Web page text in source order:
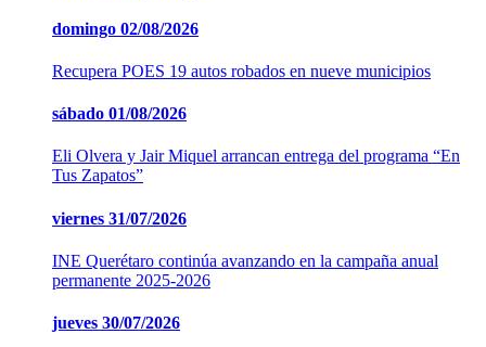
domingo 02/08/2026
Recupera POES 19 autos robados en nueve municipios
sábado 01/08/2026
Eli Olvera y Jair Miquel arrancan entrega del programa “En
Tus Zapatos”
viernes 31/07/2026
INE Querétaro continúa avanzando en la campaña anual
permanente 2025-2026
jueves 30/07/2026